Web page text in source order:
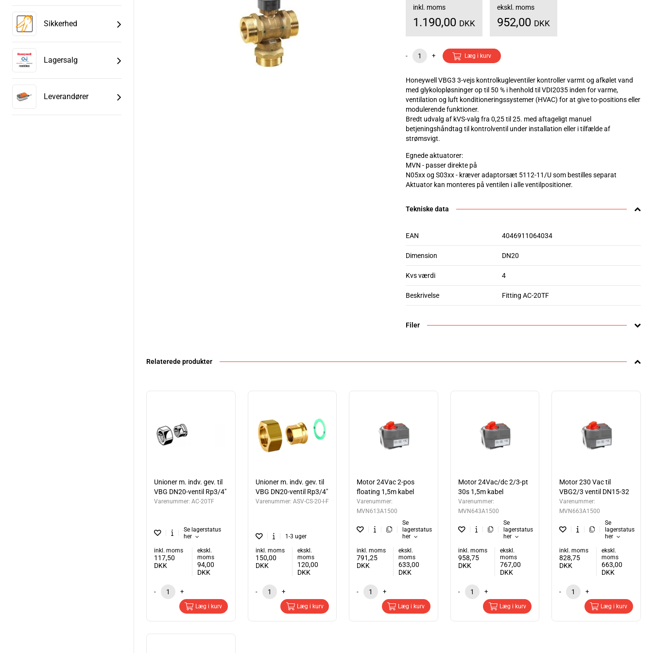
Sikkerhed
Lagersalg
Leverandører
inkl. moms
1.190,00 DKK
ekskl. moms
952,00 DKK
- + Læg i kurv
Honeywell VBG3 3-vejs kontrolkugleventiler kontroller varmt og afkølet vand
med glykolopløsninger op til 50 % i henhold til VDI2035 inden for varme,
ventilation og luft konditioneringssystemer (HVAC) for at give to-positions eller
modulerende funktioner.
Bredt udvalg af kVS-valg fra 0,25 til 25. med aftageligt manuel
betjeningshåndtag til kontrolventil under installation eller i tilfælde af
strømsvigt.
Egnede aktuatorer:
MVN - passer direkte på
N05xx og S03xx - kræver adaptorsæt 5112-11/U som bestilles separat
Aktuator kan monteres på ventilen i alle ventilpositioner.
Tekniske data
EAN 4046911064034
Dimension DN20
Kvs værdi 4
Beskrivelse Fitting AC-20TF
Filer
Relaterede produkter
Unioner m. indv. gev. til
VBG DN20-ventil Rp3/4"
Varenummer: AC-20TF
Se lagerstatus
her
inkl. moms
117,50
DKK
ekskl.
moms
94,00
DKK
- +
Læg i kurv
Unioner m. indv. gev. til
VBG DN20-ventil Rp3/4"
Varenummer: ASV-CS-20-I-F
1-3 uger
inkl. moms
150,00
DKK
ekskl.
moms
120,00
DKK
- +
Læg i kurv
Motor 24Vac 2-pos
floating 1,5m kabel
Varenummer:
MVN613A1500
Se
lagerstatus
her
inkl. moms
791,25
DKK
ekskl.
moms
633,00
DKK
- +
Læg i kurv
Motor 24Vac/dc 2/3-pt
30s 1,5m kabel
Varenummer:
MVN643A1500
Se
lagerstatus
her
inkl. moms
958,75
DKK
ekskl.
moms
767,00
DKK
- +
Læg i kurv
Motor 230 Vac til
VBG2/3 ventil DN15-32
Varenummer:
MVN663A1500
Se
lagerstatus
her
inkl. moms
828,75
DKK
ekskl.
moms
663,00
DKK
- +
Læg i kurv